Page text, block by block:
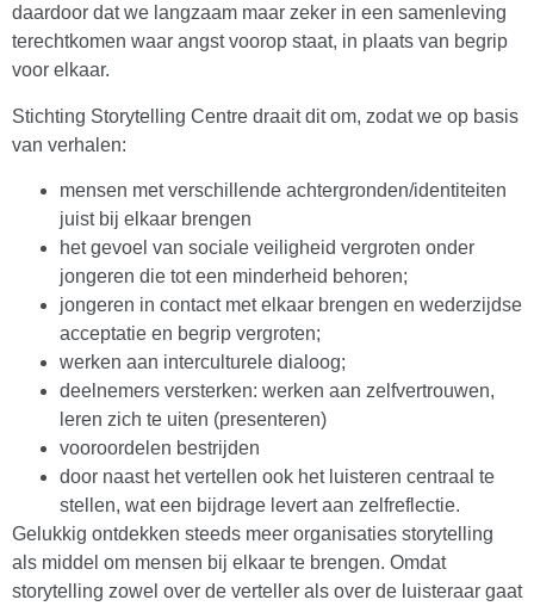
daardoor dat we langzaam maar zeker in een samenleving
terechtkomen waar angst voorop staat, in plaats van begrip
voor elkaar.
Stichting Storytelling Centre draait dit om, zodat we op basis
van verhalen:
mensen met verschillende achtergronden/identiteiten
juist bij elkaar brengen
het gevoel van sociale veiligheid vergroten onder
jongeren die tot een minderheid behoren;
jongeren in contact met elkaar brengen en wederzijdse
acceptatie en begrip vergroten;
werken aan interculturele dialoog;
deelnemers versterken: werken aan zelfvertrouwen,
leren zich te uiten (presenteren)
vooroordelen bestrijden
door naast het vertellen ook het luisteren centraal te
stellen, wat een bijdrage levert aan zelfreflectie.
Gelukkig ontdekken steeds meer organisaties storytelling
als middel om mensen bij elkaar te brengen. Omdat
storytelling zowel over de verteller als over de luisteraar gaat